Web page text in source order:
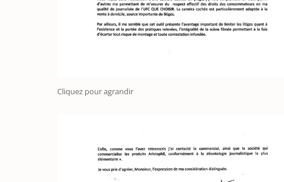
Cliquez pour agrandir